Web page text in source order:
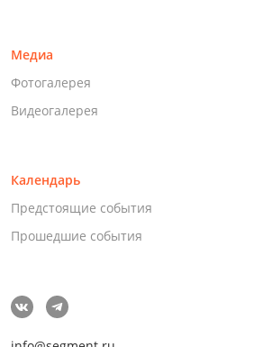
Медиа
Фотогалерея
Видеогалерея
Календарь
Предстоящие события
Прошедшие события